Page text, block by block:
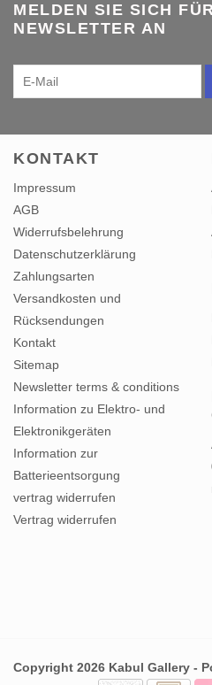
MELDEN SIE SICH
NEWSLETTER AN
KONTAKT
Impressum
AGB
Widerrufsbelehrung
Datenschutzerklärung
Zahlungsarten
Versandkosten und
Rücksendungen
Kontakt
Sitemap
Newsletter terms & conditions
Information zu Elektro- und
Elektronikgeräten
Information zur
Batterieentsorgung
vertrag widerrufen
Vertrag widerrufen
Copyright 2026 Kabul Gallery -